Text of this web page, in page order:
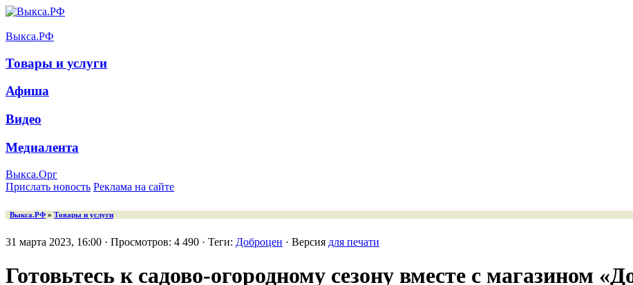
Выкса.РФ
Товары и услуги
Афиша
Видео
Медиалента
Выкса.Орг
Прислать новость Реклама на сайте
Выкса.РФ » Товары и услуги
31 марта 2023, 16:00 · Просмотров: 4 490 · Теги: Доброцен · Версия для печати
Готовьтесь к садово-огородному сезону вместе с магазином